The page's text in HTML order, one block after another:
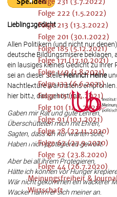
Folge 222 (1.5.2022)
Folge 213 (13.3.2022)
Folge 201 (30.1.2022)
Folge 185 (5.12.2021)
Folge 171 (17.10.2021)
Folge 149 (1.8.2021)
Folge 133 (6.6.2021)
Folge 115 (4.4.2021)
Folg 101 (14.1.2021)
Folge 91 (10.1.2021)
Folge 78 (22.11.2020)
Folge 62 (27.9.2020)
Folge 52 (23.8.2020)
Folge 44 (26.7.2020)
Meinungsfreiheit &
Wirtschaft
Lieblingsgedicht
Allen Politikern (und nicht nur
deutsche Bildungsmisere
ein lausiges kleines Gedicht zu
sei an dieser StelleHeinrich Heine
Nachtlektüre wärmstens
hier bitte, das gehört mir.
Gaben mir Rat und gute Lehren,
Überschütteten mich mit Ehren,
Sagten, dass ich nur warten sollt,
Haben mich protegieren gewollt.
Aber bei all ihrem Protegieren,
Hätte ich können vor Hunger
Wär nicht gekommen ein wackerer
Wacker nahm er sich meiner an.